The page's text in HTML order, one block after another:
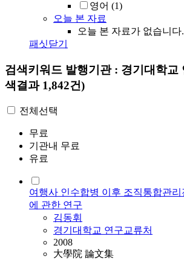
영어 (1)
오늘 본 자료
오늘 본 자료가 없습니다.
패싯닫기
검색키워드 발행기관 : 경기대학교
색결과 1,842건)
전체선택
무료
기관내 무료
유료
여행사 인수합병 이후 조직통합관
에 관한 연구
김동휘
경기대학교 연구교류처
2008
大學院 論文集